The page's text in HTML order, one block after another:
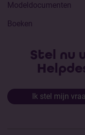
Modeldocumenten
Boeken
Stel nu
Ik stel mijn